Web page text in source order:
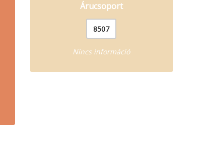
Árucsoport
8507
Nincs információ